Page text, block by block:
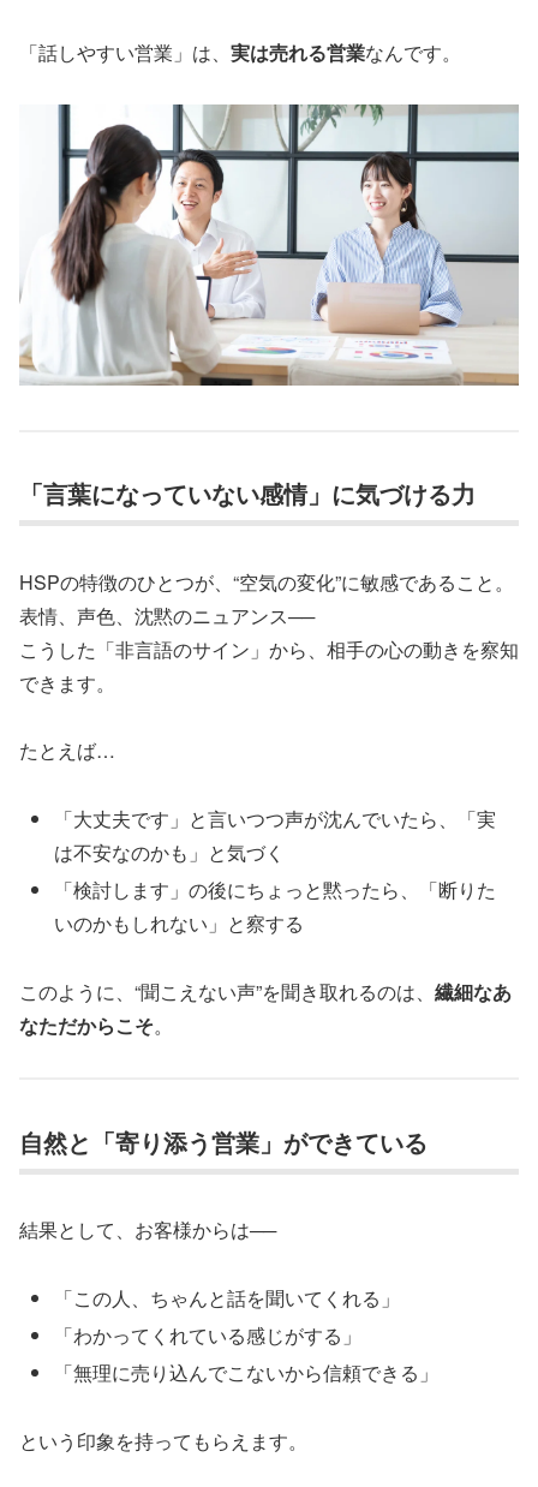
「話しやすい営業」は、 実は売れる営業なんです。
「言葉になっていない感情」に気づける力
HSPの特徴のひとつが、“空気の変化”に敏感であること。
表情、声色、沈黙のニュアンス──
こうした「非言語のサイン」から、相手の心の動きを察知
できます。
たとえば…
「大丈夫です」と言いつつ声が沈んでいたら、「実
は不安なのかも」と気づく
「検討します」の後にちょっと黙ったら、「断りた
いのかもしれない」と察する
このように、“聞こえない声”を聞き取れるのは、 繊細なあ
なただからこそ。
自然と「寄り添う営業」ができている
結果として、お客様からは──
「この人、ちゃんと話を聞いてくれる」
「わかってくれている感じがする」
「無理に売り込んでこないから信頼できる」
という印象を持ってもらえます。